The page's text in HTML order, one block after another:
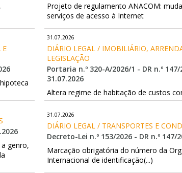
E
genro,
Projeto de regulamento ANACOM:
serviços de acesso à Internet
31.07.2026
DIÁRIO LEGAL / IMOBILIÁRIO,
LEGISLAÇÃO
Portaria n.º 320-A/2026/1 - DR n.º
31.07.2026
Altera regime de habitação de custos
31.07.2026
DIÁRIO LEGAL / TRANSPORTES E
Decreto-Lei n.º 153/2026 - DR n.º 147/
Marcação obrigatória do número da
Internacional de identificação(...)